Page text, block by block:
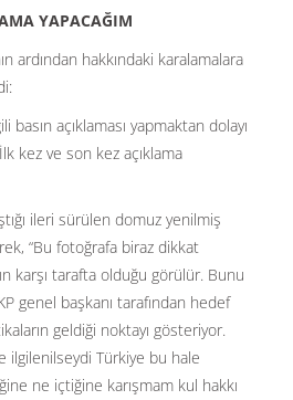
YAPACAĞIM
ardından hakkındaki karalamalara
açıklaması yapmaktan dolayı
kez ve son kez açıklama
ileri sürülen domuz yenilmiş
“Bu fotoğrafa biraz dikkat
karşı tarafta olduğu görülür. Bunu
genel başkanı tarafından hedef
geldiği noktayı gösteriyor.
ilgilenilseydi Türkiye bu hale
ne içtiğine karışmam kul hakkı